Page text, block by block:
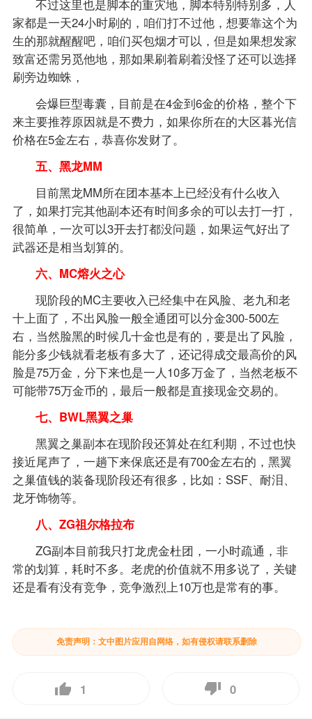
不过这里也是脚本的重灾地，脚本特别特别多，人
家都是一天24小时刷的，咱们打不过他，想要靠这个为
生的那就醒醒吧，咱们买包烟才可以，但是如果想发家
致富还需另觅他地，那如果刷着刷着没怪了还可以选择
刷旁边蜘蛛，
会爆巨型毒囊，目前是在4金到6金的价格，整个下
来主要推荐原因就是不费力，如果你所在的大区暮光信
价格在5金左右，恭喜你发财了。
五、黑龙MM
目前黑龙MM所在团本基本上已经没有什么收入
了，如果打完其他副本还有时间多余的可以去打一打，
很简单，一次可以3开去打都没问题，如果运气好出了
武器还是相当划算的。
六、MC熔火之心
现阶段的MC主要收入已经集中在风脸、老九和老
十上面了，不出风脸一般全通团可以分金300-500左
右，当然脸黑的时候几十金也是有的，要是出了风脸，
能分多少钱就看老板有多大了，还记得成交最高价的风
脸是75万金，分下来也是一人10多万金了，当然老板不
可能带75万金币的，最后一般都是直接现金交易的。
七、BWL黑翼之巢
黑翼之巢副本在现阶段还算处在红利期，不过也快
接近尾声了，一趟下来保底还是有700金左右的，黑翼
之巢值钱的装备现阶段还有很多，比如：SSF、耐泪、
龙牙饰物等。
八、ZG祖尔格拉布
ZG副本目前我只打龙虎金杜团，一小时疏通，非
常的划算，耗时不多。老虎的价值就不用多说了，关键
还是看有没有竞争，竞争激烈上10万也是常有的事。
免责声明：文中图片应用自网络，如有侵权请联系删除
1 0